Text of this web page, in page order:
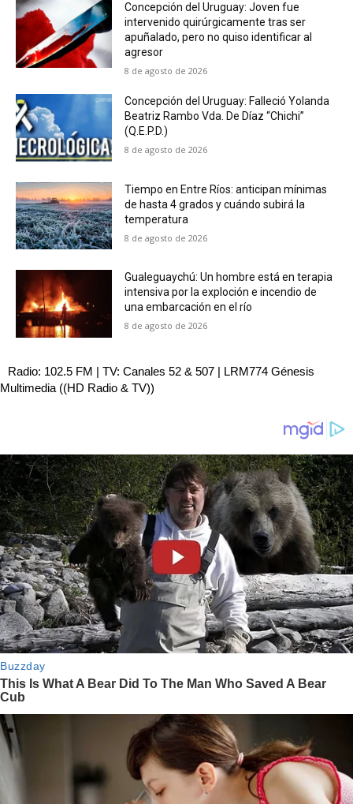
Concepción del Uruguay: Joven fue
intervenido quirúrgicamente tras ser
apuñalado, pero no quiso identificar al
agresor
8 de agosto de 2026
Concepción del Uruguay: Falleció Yolanda
Beatriz Rambo Vda. De Díaz “Chichi”
(Q.E.P.D.)
8 de agosto de 2026
Tiempo en Entre Ríos: anticipan mínimas
de hasta 4 grados y cuándo subirá la
temperatura
8 de agosto de 2026
Gualeguaychú: Un hombre está en terapia
intensiva por la exploción e incendio de
una embarcación en el río
8 de agosto de 2026
Radio: 102.5 FM | TV: Canales 52 & 507 | LRM774 Génesis
Multimedia ((HD Radio & TV))